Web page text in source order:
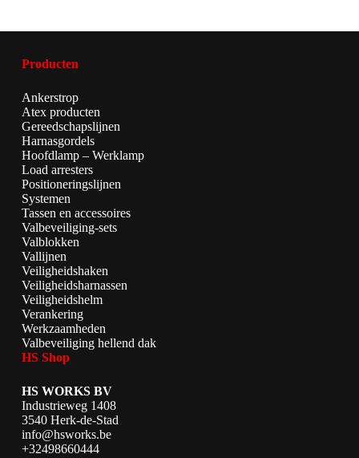
Producten
Ankerstrop
Atex producten
Gereedschapslijnen
Harnasgordels
Hoofdlamp – Werklamp
Load arresters
Positioneringslijnen
Systemen
Tassen en accessoires
Valbeveiliging-sets
Valblokken
Vallijnen
Veiligheidshaken
Veiligheidsharnassen
Veiligheidshelm
Verankering
Werkzaamheden
Valbeveiliging hellend dak
HS Shop
HS WORKS BV
Industrieweg 1408
3540 Herk-de-Stad
info@hsworks.be
+32498660444